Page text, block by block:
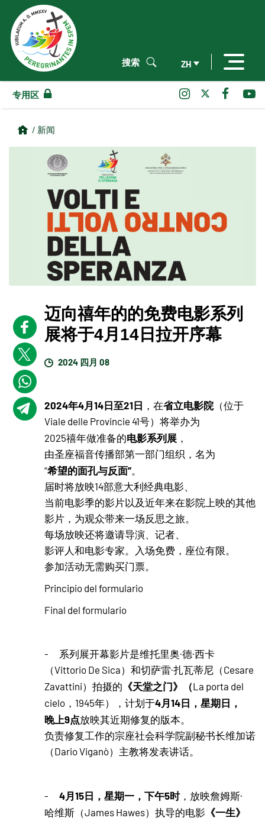
ZH
搜索
专用区
/ 新闻
迈向禧年的的免费电影系列
展将于4月14日拉开序幕
2024 四月 08
2024年4月14日至21日 ，在省立电影院（位于
Viale delle Provincie 41号）将举办为
2025禧年做准备的电影系列展 ，
由圣座福音传播部第一部门组织，名为
“希望的面孔与反面”。
届时将放映14部意大利经典电影、
当前电影季的影片以及近年来在影院上映的其他
影片，为观众带来一场反思之旅。
每场放映还将邀请导演、记者、
影评人和电影专家。入场免费，座位有限。
参加活动无需购买门票。
Principio del formulario
Final del formulario
- 系列展开幕影片是维托里奥·德·西卡
（Vittorio De Sica）和切萨雷·扎瓦蒂尼（Cesare
Zavattini）拍摄的 《天堂之门》（La porta del
cielo，1945年），计划于4月14日，星期日，
晚上9点放映其近期修复的版本。
负责修复工作的宗座社会科学院副秘书长维加诺
（Dario Viganò）主教将发表讲话。
- 4月15日，星期一，下午5时，放映詹姆斯·
哈维斯（James Hawes）执导的电影 《一生》